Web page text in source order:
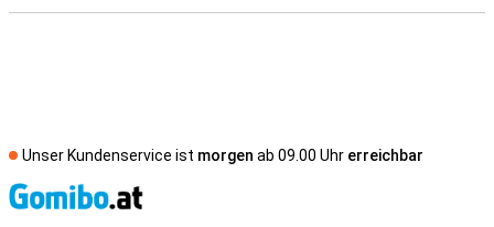
Unser Kundenservice ist morgen ab 09.00 Uhr erreichbar